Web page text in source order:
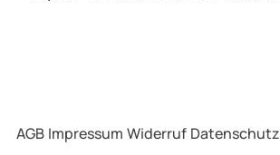
AGB Impressum Widerruf Datenschutz